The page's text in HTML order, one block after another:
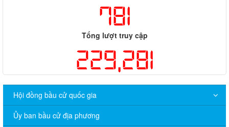
781
Tổng lượt truy cập
229,281
Hội đồng bầu cử quốc gia
Ủy ban bầu cử địa phương